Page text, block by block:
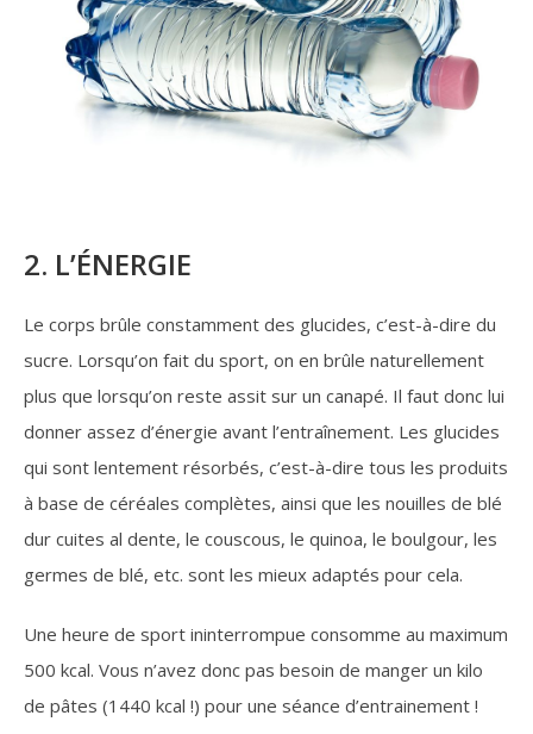
2. L’ÉNERGIE
Le corps brûle constamment des glucides, c’est-à-dire du
sucre. Lorsqu’on fait du sport, on en brûle naturellement
plus que lorsqu’on reste assit sur un canapé. Il faut donc lui
donner assez d’énergie avant l’entraînement. Les glucides
qui sont lentement résorbés, c’est-à-dire tous les produits
à base de céréales complètes, ainsi que les nouilles de blé
dur cuites al dente, le couscous, le quinoa, le boulgour, les
germes de blé, etc. sont les mieux adaptés pour cela.
Une heure de sport ininterrompue consomme au maximum
500 kcal. Vous n’avez donc pas besoin de manger un kilo
de pâtes (1440 kcal !) pour une séance d’entrainement !